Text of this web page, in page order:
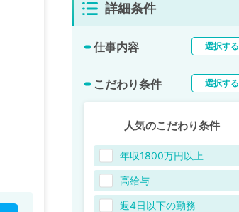
詳細条件
仕事内容 選択する
こだわり条件 選択する
人気のこだわり条件
年収1800万円以上
高給与
週4日以下の勤務